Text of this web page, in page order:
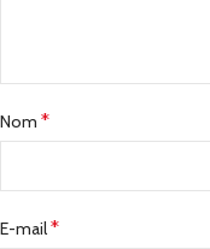
Nom *
E-mail*